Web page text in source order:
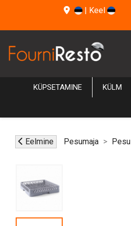
| Keel
KÜPSETAMINE KÜLM
Eelmine Pesumaja Pesu